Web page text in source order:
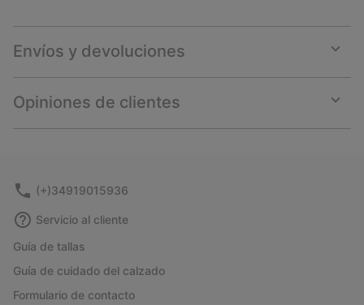
Envíos y devoluciones
or
Opiniones de clientes
or
(+)34919015936
Servicio al cliente
Guía de tallas
Guía de cuidado del calzado
Formulario de contacto